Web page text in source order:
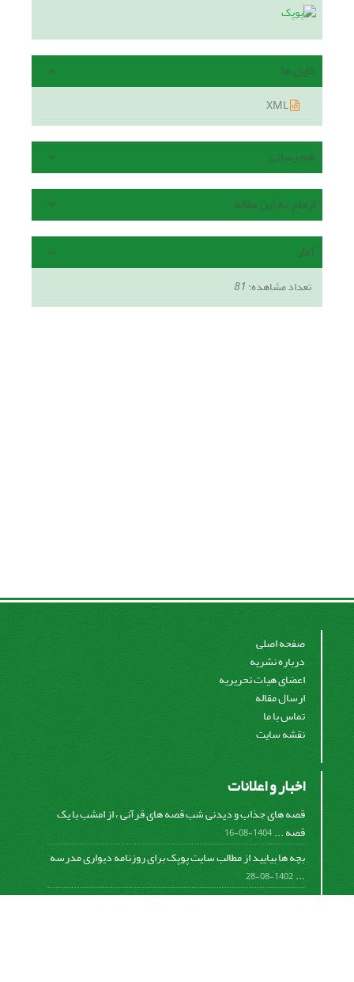
فایل ها
هم رسانی
ارجاع به این مقاله
آمار
تعداد مشاهده:81
صفحه اصلی
درباره نشریه
اعضای هیات تحریریه
ارسال مقاله
تماس با ما
نقشه سایت
اخبار و اعلانات
قصه های جذاب و دیدنی شب قصه های قرآنی ، از امشب با یک
قصه ...1404-08-16
بچه ها بیایید از مطالب سایت پوپک برای روزنامه دیواری مدرسه
...
1402-08-28